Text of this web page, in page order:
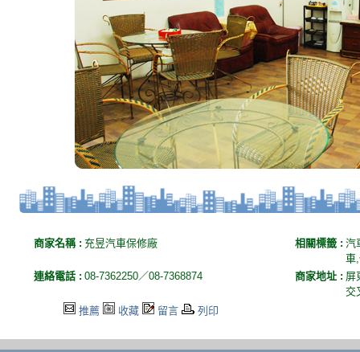
商家名稱 : 充昱汽車保修廠 相關標籤 : 汽
車
連絡電話 : 08-7362250／08-7368874 商家地址 : 屏
交
推薦
收藏 留言 列印